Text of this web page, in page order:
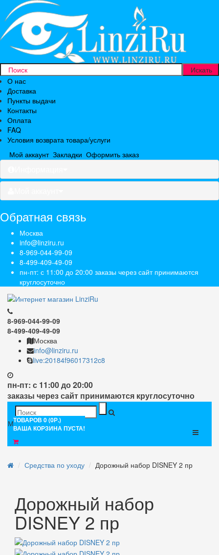
О нас
Доставка
Пункты выдачи
Контакты
Оплата
FAQ
Условия возврата товара/услуги
Мой аккаунт Закладки Оформить заказ
Обратная связь
Москва
info@linziru.ru
8-969-044-99-09
8-499-409-49-09
пн-пт: с 11:00 до 20:00 заказы через сайт принимаются
круглосуточно
8-969-044-99-09
8-499-409-49-09
Москва
info@linziru.ru
live:20184f96017312c8
пн-пт: с 11:00 до 20:00
заказы через сайт принимаются круглосуточно
ТОВАРОВ 0 (0Р.)
ВАША КОРЗИНА ПУСТА!
Меню
Средства по уходу Дорожный набор DISNEY 2 пр
Дорожный набор
DISNEY 2 пр